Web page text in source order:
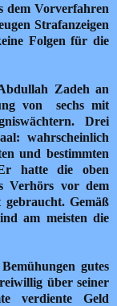
dem Vorverfahren
Strafanzeigen
Folgen für die
Zadeh an
von sechs mit
Drei
wahrscheinlich
und bestimmten
hatte die oben
Verhörs vor dem
Gemäß
am meisten die
gutes
über seiner
verdiente Geld